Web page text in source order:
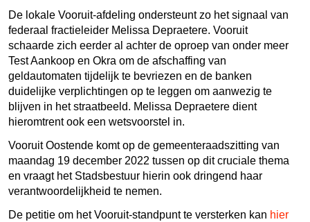
De lokale Vooruit-afdeling ondersteunt zo het signaal van
federaal fractieleider Melissa Depraetere. Vooruit
schaarde zich eerder al achter de oproep van onder meer
Test Aankoop en Okra om de afschaffing van
geldautomaten tijdelijk te bevriezen en de banken
duidelijke verplichtingen op te leggen om aanwezig te
blijven in het straatbeeld. Melissa Depraetere dient
hieromtrent ook een wetsvoorstel in.
Vooruit Oostende komt op de gemeenteraadszitting van
maandag 19 december 2022 tussen op dit cruciale thema
en vraagt het Stadsbestuur hierin ook dringend haar
verantwoordelijkheid te nemen.
De petitie om het Vooruit-standpunt te versterken kan hier